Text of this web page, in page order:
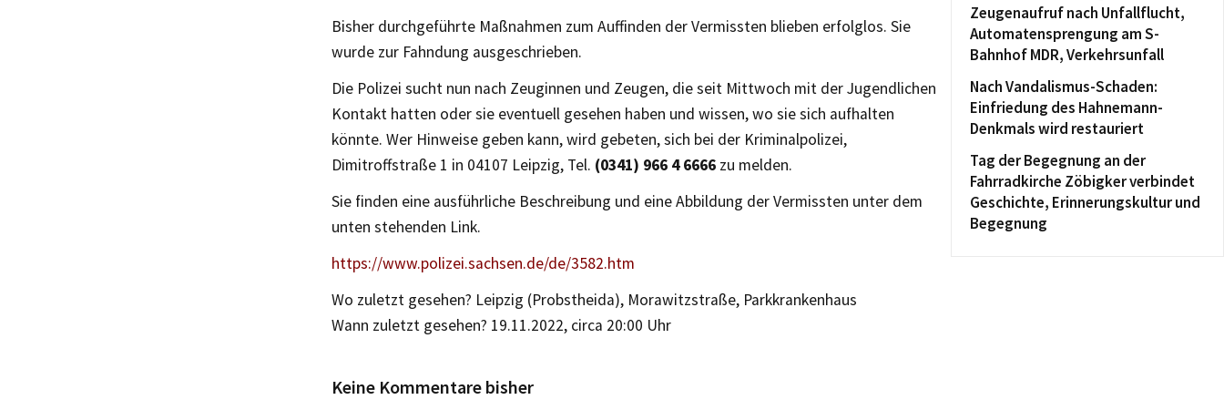
Bisher durchgeführte Maßnahmen zum Auffinden der Vermissten blieben erfolglos. Sie
wurde zur Fahndung ausgeschrieben.
Die Polizei sucht nun nach Zeuginnen und Zeugen, die seit Mittwoch mit der Jugendlichen
Kontakt hatten oder sie eventuell gesehen haben und wissen, wo sie sich aufhalten
könnte. Wer Hinweise geben kann, wird gebeten, sich bei der Kriminalpolizei,
Dimitroffstraße 1 in 04107 Leipzig, Tel. (0341) 966 4 6666 zu melden.
Sie finden eine ausführliche Beschreibung und eine Abbildung der Vermissten unter dem
unten stehenden Link.
https://www.polizei.sachsen.de/de/3582.htm
Wo zuletzt gesehen? Leipzig (Probstheida), Morawitzstraße, Parkkrankenhaus
Wann zuletzt gesehen? 19.11.2022, circa 20:00 Uhr
Keine Kommentare bisher
Zeugenaufruf nach Unfallflucht,
Automatensprengung am S-
Bahnhof MDR, Verkehrsunfall
Nach Vandalismus-Schaden:
Einfriedung des Hahnemann-
Denkmals wird restauriert
Tag der Begegnung an der
Fahrradkirche Zöbigker verbindet
Geschichte, Erinnerungskultur und
Begegnung